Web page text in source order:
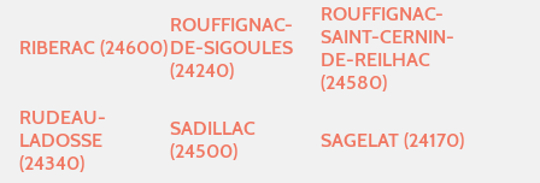
RIBERAC (24600)
ROUFFIGNAC-
DE-SIGOULES
(24240)
ROUFFIGNAC-
SAINT-CERNIN-
DE-REILHAC
(24580)
RUDEAU-
LADOSSE
(24340)
SADILLAC
(24500)
SAGELAT (24170)